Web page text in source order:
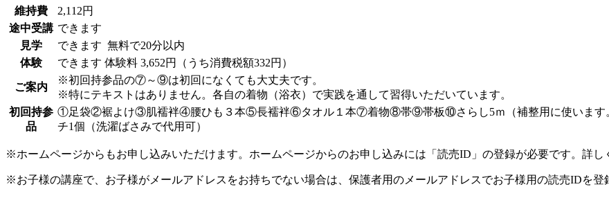
維持費
2,112円
途中受講 できます
見学
できます 無料で20分以内
体験
できます 体験料 3,652円（うち消費税額332円）
ご案内
※初回持参品の⑦～⑨は初回になくても大丈夫です。
※特にテキストはありません。各自の着物（浴衣）で実践を通して習得いただいています。
初回持参
品
①足袋②裾よけ③肌襦袢④腰ひも３本⑤長襦袢⑥タオル１本⑦着物⑧帯⑨帯板⑩さらし5ｍ（補整用に使います
チ1個（洗濯ばさみで代用可）
※ホームページからもお申し込みいただけます。ホームページからのお申し込みには「読売ID」の登録が必要です。詳し
※お子様の講座で、お子様がメールアドレスをお持ちでない場合は、保護者用のメールアドレスでお子様用の読売IDを登